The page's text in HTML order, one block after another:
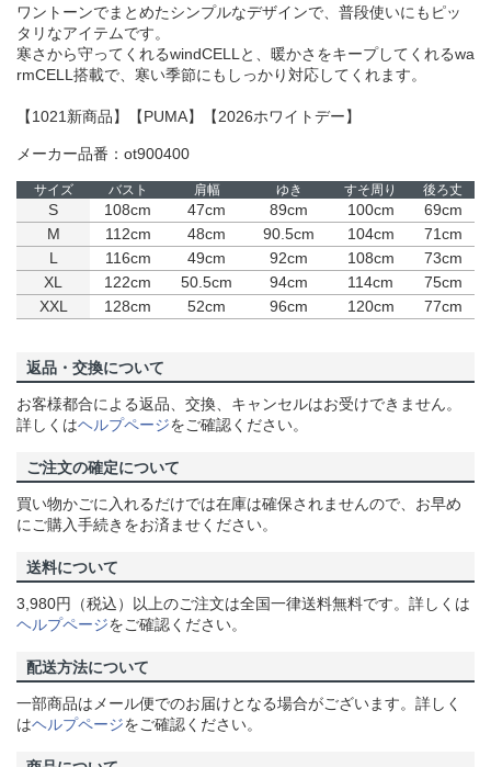
ワントーンでまとめたシンプルなデザインで、普段使いにもピッ
タリなアイテムです。
寒さから守ってくれるwindCELLと、暖かさをキープしてくれるwa
rmCELL搭載で、寒い季節にもしっかり対応してくれます。
【1021新商品】【PUMA】【2026ホワイトデー】
メーカー品番：ot900400
サイズ バスト 肩幅 ゆき すそ周り 後ろ丈
S 108cm 47cm 89cm 100cm
69cm
M
112cm 48cm 90.5cm 104cm
71cm
L
116cm 49cm 92cm 108cm
73cm
XL
122cm 50.5cm 94cm 114cm
75cm
XXL
128cm 52cm 96cm 120cm 77cm
返品・交換について
お客様都合による返品、交換、キャンセルはお受けできません。
詳しくはヘルプページをご確認ください。
ご注文の確定について
買い物かごに入れるだけでは在庫は確保されませんので、お早め
にご購入手続きをお済ませください。
送料について
3,980円（税込）以上のご注文は全国一律送料無料です。詳しくは
ヘルプページをご確認ください。
配送方法について
一部商品はメール便でのお届けとなる場合がございます。詳しく
はヘルプページをご確認ください。